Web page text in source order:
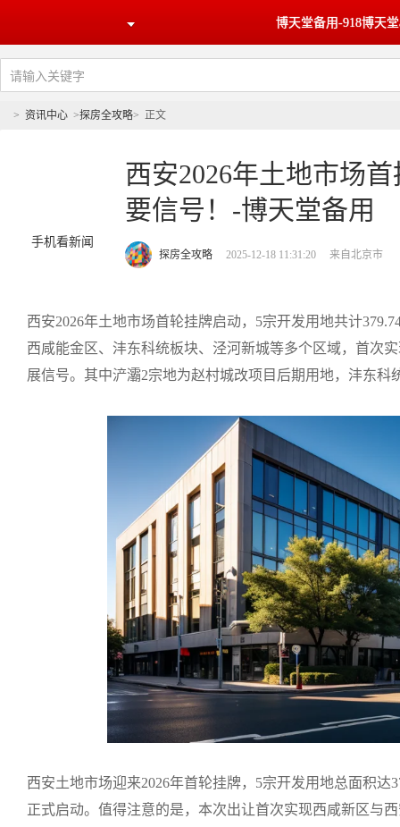
博天堂备用-918博天堂
> 资讯中心 >探房全攻略> 正文
手机看新闻
西安2026年土地市场
要信号！-博天堂备用
探房全攻略 2025-12-18 11:31:20 来自北京市
西安2026年土地市场首轮挂牌启动，5宗开发用地共计
西咸能金区、沣东科统板块、泾河新城等多个区域，首次
展信号。其中浐灞2宗地为赵村城改项目后期用地，沣东
西安土地市场迎来2026年首轮挂牌，5宗开发用地总面积达
正式启动。值得注意的是，本次出让首次实现西咸新区与